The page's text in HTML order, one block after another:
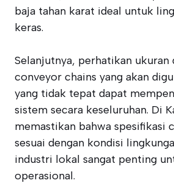
baja tahan karat ideal untuk
keras.
Selanjutnya, perhatikan ukuran
conveyor chains yang akan
yang tidak tepat dapat
sistem secara keseluruhan. Di
memastikan bahwa spesifikasi
sesuai dengan kondisi
industri lokal sangat penting
operasional.